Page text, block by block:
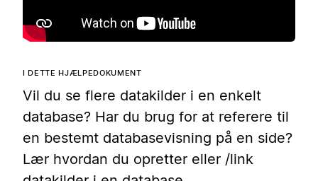
I DETTE HJÆLPEDOKUMENT
Vil du se flere datakilder i en enkelt
database? Har du brug for at referere til
en bestemt databasevisning på en side?
Lær hvordan du opretter eller /link